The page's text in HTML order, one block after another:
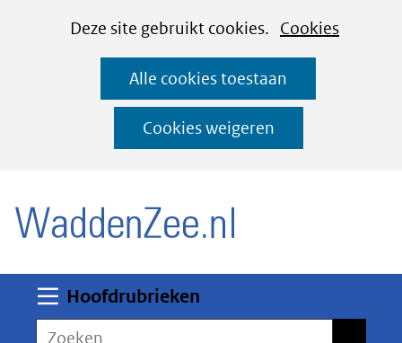
CookiesDeze site gebruikt cookies. Cookies
deze
worden
toegestaan
Alle cookies toestaan
Cookies weigeren
Ga
naar
de
inhoud
Hoofdrubrieken
Zoeken